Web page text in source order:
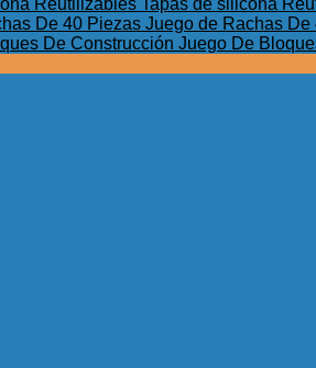
Juego de Rachas De
Juego De